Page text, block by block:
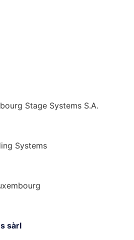
Stage Systems S.A.
Systems
sàrl